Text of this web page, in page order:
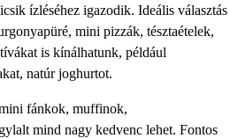
ízléséhez igazodik. Ideális választás
mini pizzák, tésztaételek,
is kínálhatunk, például
natúr joghurtot.
fánkok, muffinok,
mind nagy kedvenc lehet. Fontos